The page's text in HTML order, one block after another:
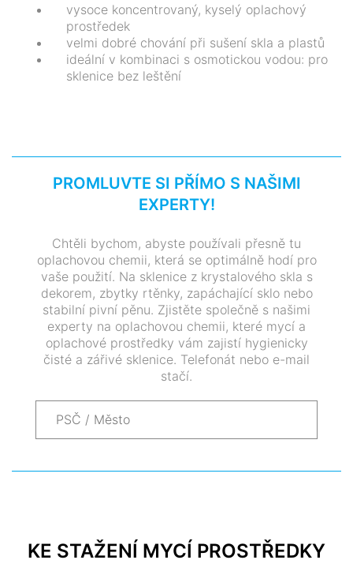
vysoce koncentrovaný, kyselý oplachový
prostředek
velmi dobré chování při sušení skla a plastů
ideální v kombinaci s osmotickou vodou: pro
sklenice bez leštění
PROMLUVTE SI PŘÍMO S NAŠIMI
EXPERTY!
Chtěli bychom, abyste používali přesně tu
oplachovou chemii, která se optimálně hodí pro
vaše použití. Na sklenice z krystalového skla s
dekorem, zbytky rtěnky, zapáchající sklo nebo
stabilní pivní pěnu. Zjistěte společně s našimi
experty na oplachovou chemii, které mycí a
oplachové prostředky vám zajistí hygienicky
čisté a zářivé sklenice. Telefonát nebo e-mail
stačí.
KE STAŽENÍ MYCÍ PROSTŘEDKY